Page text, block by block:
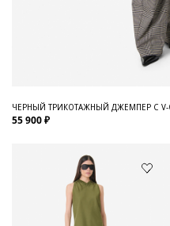
ЧЕРНЫЙ ТРИКОТАЖНЫЙ ДЖЕМПЕР С
55 900 ₽